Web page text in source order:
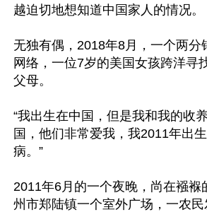
越迫切地想知道中国家人的情况。
无独有偶，2018年8月，一个两分
网络，一位7岁的美国女孩跨洋寻
父母。
“我出生在中国，但是我和我的收
国，他们非常爱我，我2011年出
病。”
2011年6月的一个夜晚，尚在襁褓
州市郑陆镇一个室外广场，一农